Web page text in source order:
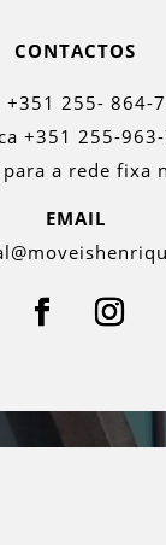
CONTACTOS
+351 255- 864-
+351 255-
para a rede fixa
EMAIL